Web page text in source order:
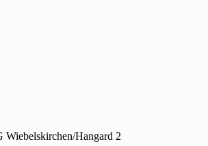
Wiebelskirchen/Hangard 2